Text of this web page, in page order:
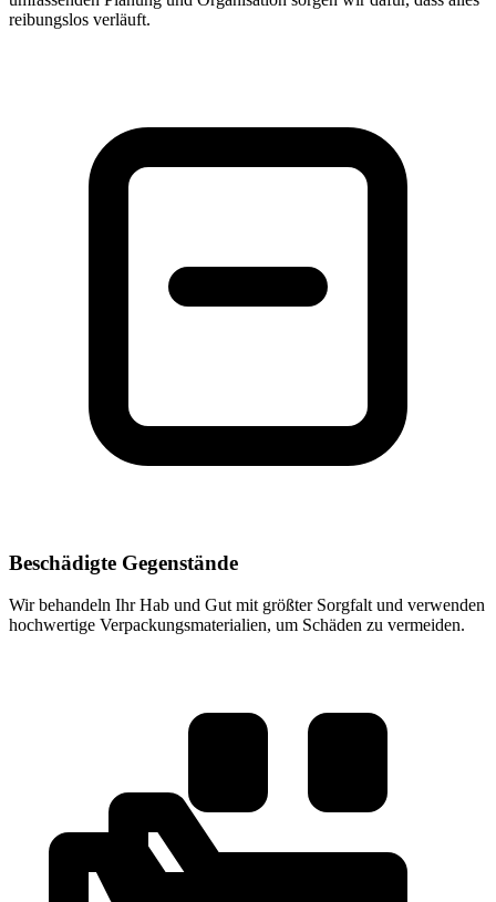
reibungslos verläuft.
Beschädigte Gegenstände
Wir behandeln Ihr Hab und Gut mit größter Sorgfalt und verwenden
hochwertige Verpackungsmaterialien, um Schäden zu vermeiden.